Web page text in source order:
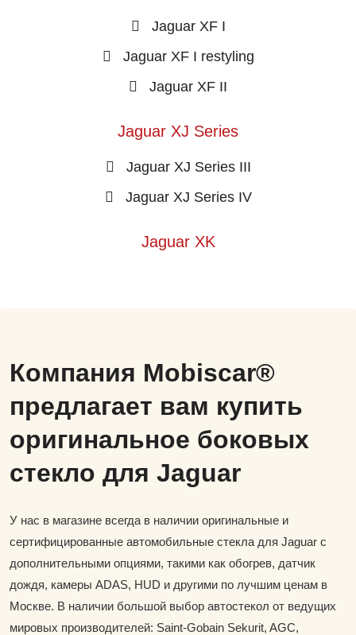
Jaguar XF I
Jaguar XF I restyling
Jaguar XF II
Jaguar XJ Series
Jaguar XJ Series III
Jaguar XJ Series IV
Jaguar XK
Компания Mobiscar®
предлагает вам купить
оригинальное боковых
стекло для Jaguar
У нас в магазине всегда в наличии оригинальные и
сертифицированные автомобильные стекла для Jaguar с
дополнительными опциями, такими как обогрев, датчик
дождя, камеры ADAS, HUD и другими по лучшим ценам в
Москве. В наличии большой выбор автостекол от ведущих
мировых производителей: Saint-Gobain Sekurit, AGC,